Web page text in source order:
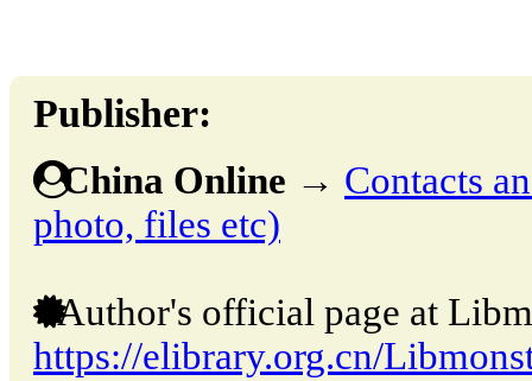
Publisher:
China Online → Contacts
photo, files etc)
Author's official page at
https://elibrary.org.cn/